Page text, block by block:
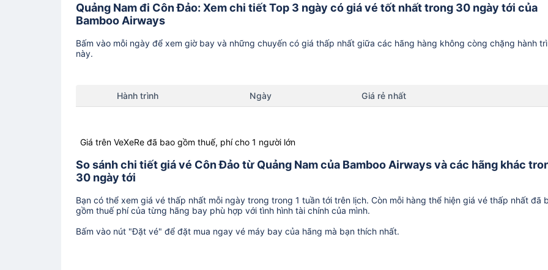
Quảng Nam đi Côn Đảo: Xem chi tiết Top 3 ngày có giá vé tốt nhất trong 30 ngày tới của
Bamboo Airways
Bấm vào mỗi ngày để xem giờ bay và những chuyến có giá thấp nhất giữa các hãng hàng không còng chặng hành
này.
Hành trình Ngày Giá rẻ nhất
Giá trên VeXeRe đã bao gồm thuế, phí cho 1 người lớn
So sánh chi tiết giá vé Côn Đảo từ Quảng Nam của Bamboo Airways và các hãng khác
30 ngày tới
Bạn có thể xem giá vé thấp nhất mỗi ngày trong trong 1 tuần tới trên lịch. Còn mỗi hàng thể hiện giá vé thấp nhất đã
gồm thuế phí của từng hãng bay phù hợp với tình hình tài chính của mình.
Bấm vào nút "Đặt vé" để đặt mua ngay vé máy bay của hãng mà bạn thích nhất.